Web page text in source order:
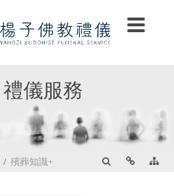
禮儀服務
殯葬知識+